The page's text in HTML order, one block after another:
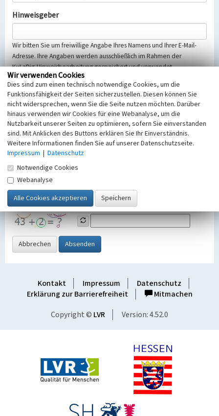
Hinweisgeber
Wir bitten Sie um freiwillige Angabe Ihres Namens und Ihrer E-Mail-
Adresse. Ihre Angaben werden ausschließlich im Rahmen der
KuLaDig-Hinweisbearbeitung gespeichert und verwendet.
Selbstverständlich werden diese entsprechend der Vorschriften des
Telemediengesetzes, des Datenschutzgesetzes NRW und der seit
dem 25.05.2018 gültigen Europäischen Datenschutzgrundverordnung
(EU-DSGVO) vertraulich behandelt, beachten Sie bitte unsere
Hinweise zumDatenschutz
Nachricht
SicherheitsabfrageTragen Sie unten das Rechenergebnis aus der
Grafik ein
Abbrechen Absenden
Kontakt Impressum
Datenschutz
Erklärung zur Barrierefreiheit
Mitmachen
Copyright © LVR Version: 4.52.0
Wir verwenden Cookies
Dies sind zum einen technisch notwendige Cookies, um die
Funktionsfähigkeit der Seiten sicherzustellen. Diesen können Sie
nicht widersprechen, wenn Sie die Seite nutzen möchten. Darüber
hinaus verwenden wir Cookies für eine Webanalyse, um die
Nutzbarkeit unserer Seiten zu optimieren, sofern Sie einverstanden
sind. Mit Anklicken des Buttons erklären Sie Ihr Einverständnis.
Weitere Informationen finden Sie auf unserer Datenschutzseite.
Impressum | Datenschutz
Notwendige Cookies
Webanalyse